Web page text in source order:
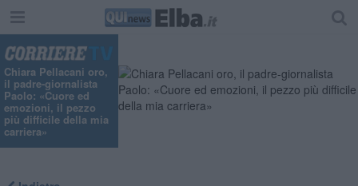
Chiara Pellacani oro,
il padre-giornalista
Paolo: «Cuore ed
emozioni, il pezzo
più difficile della mia
carriera»